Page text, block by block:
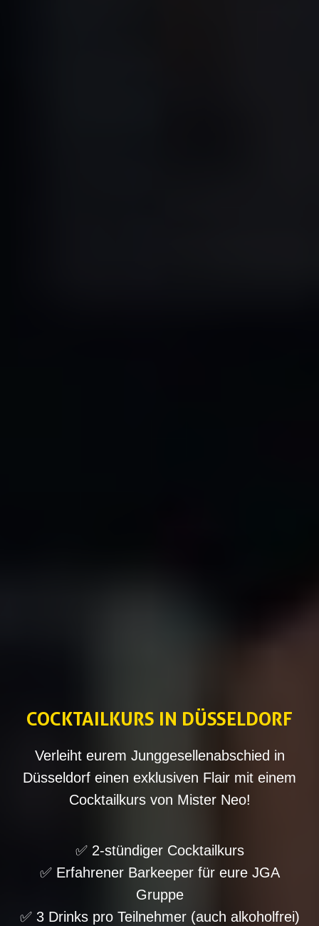
COCKTAILKURS IN DÜSSELDORF
Verleiht eurem Junggesellenabschied in
Düsseldorf einen exklusiven Flair mit einem
Cocktailkurs von Mister Neo!
✅ 2-stündiger Cocktailkurs
✅ Erfahrener Barkeeper für eure JGA
Gruppe
✅ 3 Drinks pro Teilnehmer (auch alkoholfrei)